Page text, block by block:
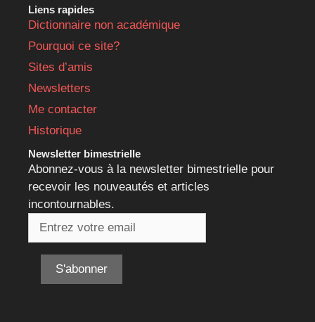
Liens rapides
Dictionnaire non académique
Pourquoi ce site?
Sites d’amis
Newsletters
Me contacter
Historique
Newsletter bimestrielle
Abonnez-vous à la newsletter bimestrielle pour
recevoir les nouveautés et articles
incontournables.